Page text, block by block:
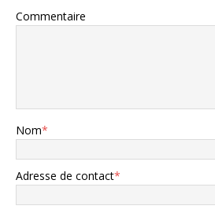
Commentaire
Nom*
Adresse de contact*